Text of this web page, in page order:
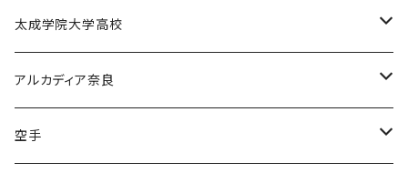
電通高男子バスケットボール部
甲南高校男子バスケットボール部
甲南高校野球部
太成学院大学高校
太成学院高校男子バスケットボール部
アルカディア奈良
アルカディア奈良 - 公式グッズ -
空手